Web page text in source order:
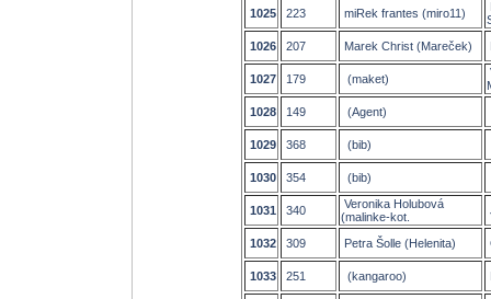
1025 223 miRek frantes (miro11)
1026
207 Marek Christ (Mareček)
1027 179 (maket)
1028
149 (Agent)
1029 368 (bib)
1030 354 (bib)
1031 340
Veronika Holubová
(malinke-kot.
1032 309 Petra Šolle (Helenita)
1033 251 (kangaroo)